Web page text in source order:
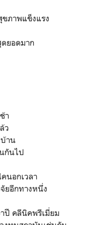
ภาพแข็งแรง
ยอดมาก
า
ว
าน
กันไป
นอกเวลา
ยอีกทางหนึ่ง
ปี คลีนิคพรีเมี่ยม